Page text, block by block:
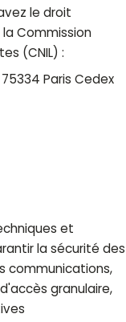
le droit
Commission
(CNIL) :
Paris Cedex
et
la sécurité des
communications,
granulaire,